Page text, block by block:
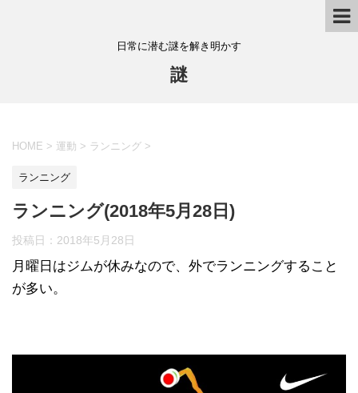
日常に潜む謎を解き明かす
謎
HOME > 運動 > ランニング >
ランニング
ランニング(2018年5月28日)
投稿日： 2018年5月28日
月曜日はジムが休みなので、外でランニングすること
が多い。